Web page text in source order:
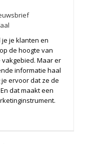
je klanten en
de hoogte van
Maar er
informatie haal
ervoor dat ze de
dat maakt een